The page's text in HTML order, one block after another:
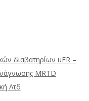
διαβατηρίων uFR –
MRTD
Λτδ